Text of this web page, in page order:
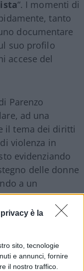
privacy è la
sito, tecnologie
e annunci, fornire
il nostro traffico.
“. I momenti di
tanto
documentare
suo profilo
accese del
Parenzo
ad una
il tema dei diritti
violenza in
evidenziando
delle donne
a un
senza
si sente
razzista e usa la
come
– lo accusa una